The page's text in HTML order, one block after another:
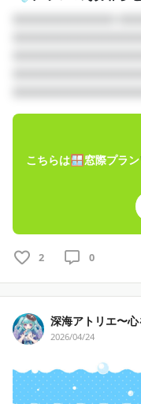
あなたの明日がすこ
そんな灯りを、この
あなたの心を整え、
ここで、ひと休みし
— 深海より、愛を込
こちらは🪟窓際プラ
2 0
深海アトリエ〜
2026/04/24